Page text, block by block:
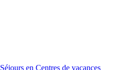
Séjours en Centres de vacances